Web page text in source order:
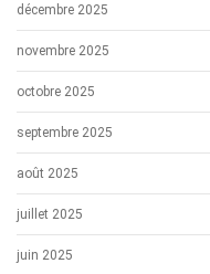
décembre 2025
novembre 2025
octobre 2025
septembre 2025
août 2025
juillet 2025
juin 2025